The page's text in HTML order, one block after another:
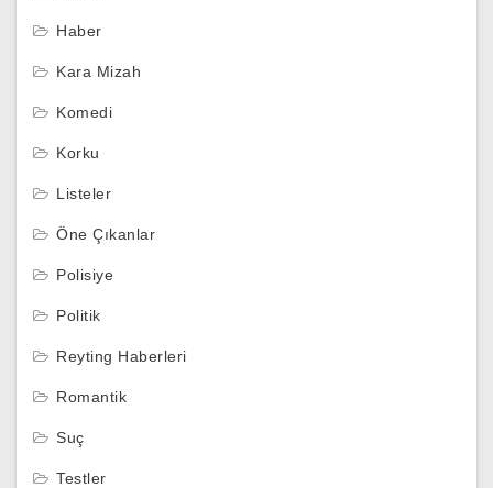
Haber
Kara Mizah
Komedi
Korku
Listeler
Öne Çıkanlar
Polisiye
Politik
Reyting Haberleri
Romantik
Suç
Testler